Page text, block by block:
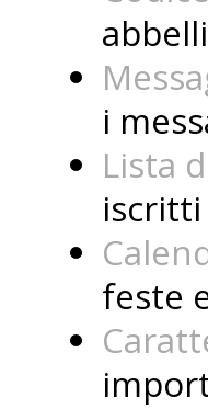
i
Lista
feste